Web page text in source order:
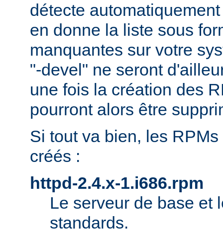
détecte
en donne la liste sous
manquantes sur votre
"-devel" ne seront
une fois la création des
pourront alors être
Si tout va bien, les
créés :
httpd-2.4.x-1.i686.rpm
Le serveur de base et
standards.